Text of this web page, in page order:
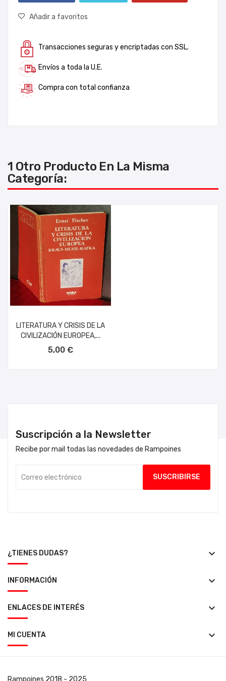
Añadir a favoritos
Transacciones seguras y encriptadas con SSL.
Envíos a toda la U.E.
Compra con total confianza
1 Otro Producto En La Misma
Categoría:
LITERATURA Y CRISIS DE LA
CIVILIZACIÓN EUROPEA,...
5,00 €
Suscripción a la Newsletter
Recibe por mail todas las novedades de Rampoines
¿TIENES DUDAS? keyboard_arrow_down
INFORMACIÓN keyboard_arrow_down
ENLACES DE INTERÉS keyboard_arrow_down
MI CUENTA keyboard_arrow_down
Rampoines 2018 - 2025